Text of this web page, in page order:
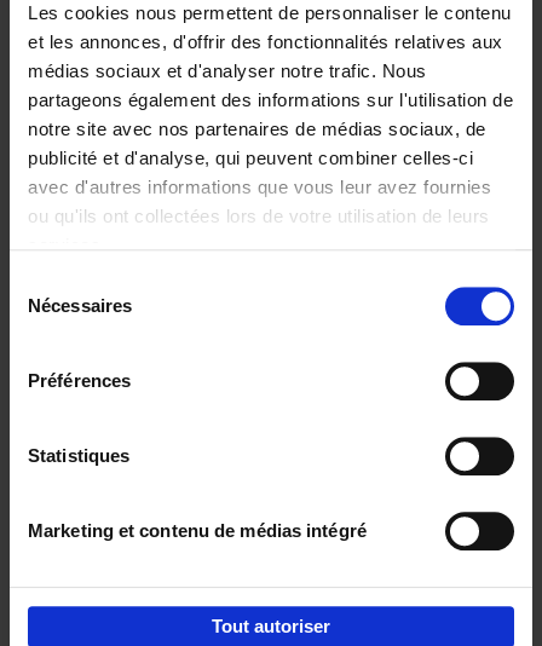
Les cookies nous permettent de personnaliser le contenu
et les annonces, d'offrir des fonctionnalités relatives aux
médias sociaux et d'analyser notre trafic. Nous
partageons également des informations sur l'utilisation de
notre site avec nos partenaires de médias sociaux, de
publicité et d'analyse, qui peuvent combiner celles-ci
avec d'autres informations que vous leur avez fournies
ou qu'ils ont collectées lors de votre utilisation de leurs
Nécessaires
Préférences
Statistiques
Marketing et contenu de médias intégré
Tout autoriser
Building Bonds = Building
Business
Jochen Roef Jozefien De Feyter
Carolien Boom
Couverture souple
2025 200
€29,99
Digital marketing like a PRO -
completely revised edition (EN)